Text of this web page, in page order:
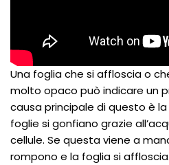
Una foglia che si affloscia o
molto opaco può indicare un
causa principale di questo è
foglie si gonfiano grazie
cellule. Se questa viene a
rompono e la foglia si